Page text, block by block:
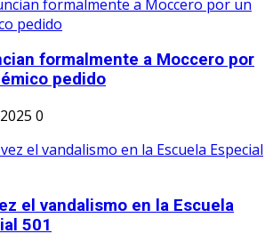
formalmente a Moccero por
pedido
0
el vandalismo en la Escuela
501